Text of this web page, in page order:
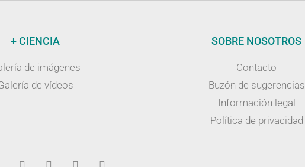
+ CIENCIA
de imágenes
de vídeos
SOBRE NOSOTROS
Contacto
Buzón de sugerencias
Información legal
Política de privacidad